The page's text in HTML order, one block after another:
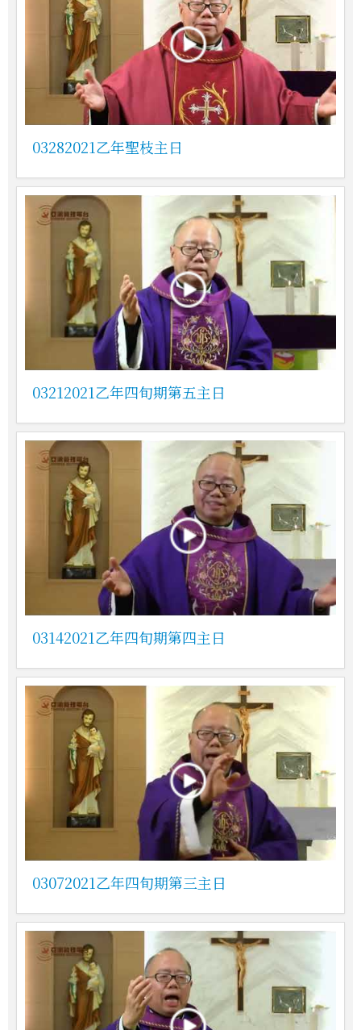
03282021乙年聖枝主日
03212021乙年四旬期第五主日
03142021乙年四旬期第四主日
03072021乙年四旬期第三主日